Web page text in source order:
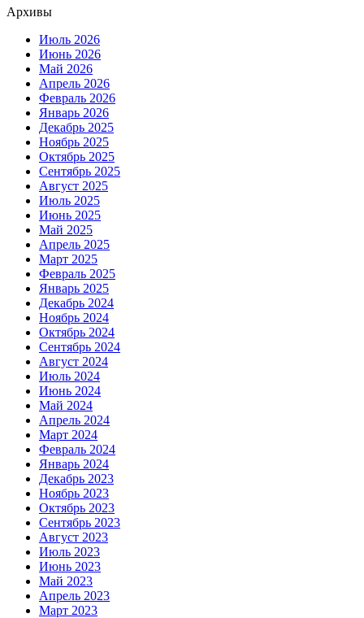
Архивы
Июль 2026
Июнь 2026
Май 2026
Апрель 2026
Февраль 2026
Январь 2026
Декабрь 2025
Ноябрь 2025
Октябрь 2025
Сентябрь 2025
Август 2025
Июль 2025
Июнь 2025
Май 2025
Апрель 2025
Март 2025
Февраль 2025
Январь 2025
Декабрь 2024
Ноябрь 2024
Октябрь 2024
Сентябрь 2024
Август 2024
Июль 2024
Июнь 2024
Май 2024
Апрель 2024
Март 2024
Февраль 2024
Январь 2024
Декабрь 2023
Ноябрь 2023
Октябрь 2023
Сентябрь 2023
Август 2023
Июль 2023
Июнь 2023
Май 2023
Апрель 2023
Март 2023